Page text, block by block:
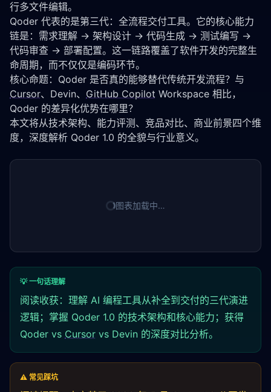
行多文件编辑。
Qoder 代表的是第三代：全流程交付工具。它的核心能力
链是：需求理解 → 架构设计 → 代码生成 → 测试编写 →
代码审查 → 部署配置。这一链路覆盖了软件开发的完整生
命周期，而不仅仅是编码环节。
Cursor、Devin、 GitHub Copilot Workspace 相比，
Qoder 的差异化优势在哪里？
本文将从技术架构、能力评测、竞品对比、商业前景四个维
度，深度解析 Qoder 1.0 的全貌与行业意义。
图表加载中…
💡 一句话理解
阅读收获：理解 AI 编程工具从补全到交付的三代演进
逻辑；掌握 Qoder 1.0 的技术架构和核心能力；获得
Qoder vs Cursor vs Devin 的深度对比分析。
⚠️ 常见踩坑